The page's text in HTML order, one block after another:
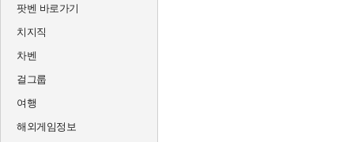
팟벤 바로가기
치지직
차벤
걸그룹
여행
해외게임정보